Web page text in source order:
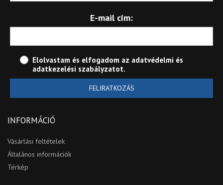
E-mail cím:
Elolvastam és elfogadom az adatvédelmi és
adatkezelési szabályzatot.
FELIRATKOZÁS
INFORMÁCIÓ
Vásárlási feltételek
Általános információk
Térkép